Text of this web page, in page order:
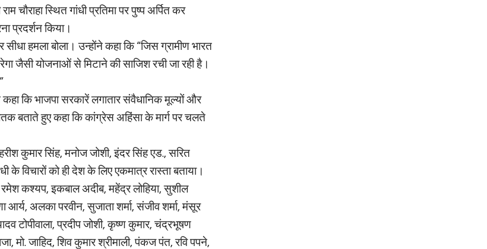
स्थित गांधी प्रतिमा पर पुष्प अर्पित कर
प्रदर्शन किया।
हमला बोला। उन्होंने कहा कि “जिस ग्रामीण भारत
जैसी योजनाओं से मिटाने की साजिश रची जा रही है।
कि भाजपा सरकारें लगातार संवैधानिक मूल्यों और
बताते हुए कहा कि कांग्रेस अहिंसा के मार्ग पर चलते
कुमार सिंह, मनोज जोशी, इंदर सिंह एड., सरित
के विचारों को ही देश के लिए एकमात्र रास्ता बताया।
रमेश कश्यप, इकबाल अदीब, महेंद्र लोहिया, सुशील
आर्य, अलका परवीन, सुजाता शर्मा, संजीव शर्मा, मंसूर
टोपीवाला, प्रदीप जोशी, कृष्ण कुमार, चंद्रभूषण
मो. जाहिद, शिव कुमार श्रीमाली, पंकज पंत, रवि पपने,